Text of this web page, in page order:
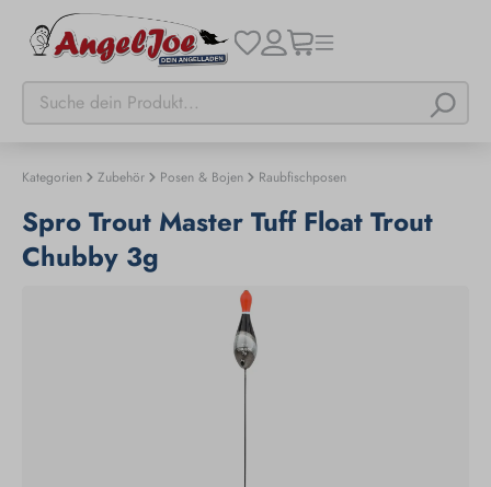
Kategorien Zubehör Posen & Bojen Raubfischposen
Spro Trout Master Tuff Float Trout
Chubby 3g